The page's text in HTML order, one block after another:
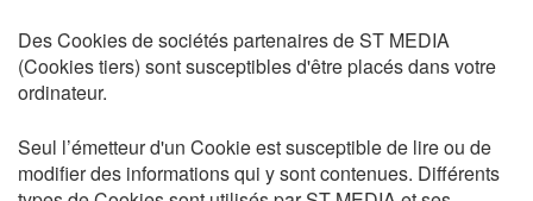
Des Cookies de sociétés partenaires de ST MEDIA
(Cookies tiers) sont susceptibles d'être placés dans votre
ordinateur.
Seul l’émetteur d'un Cookie est susceptible de lire ou de
modifier des informations qui y sont contenues. Différents